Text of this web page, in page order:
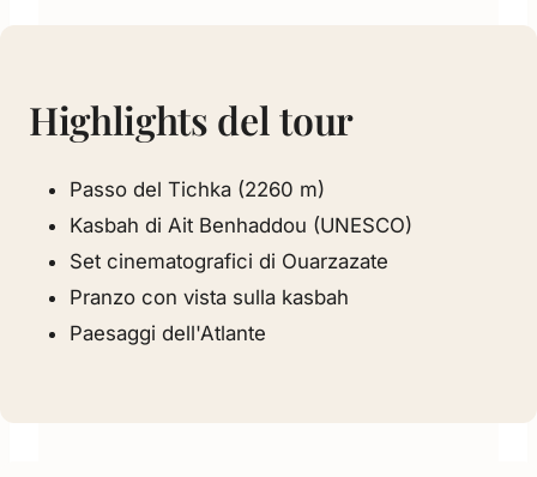
Highlights del tour
Passo del Tichka (2260 m)
Kasbah di Ait Benhaddou (UNESCO)
Set cinematografici di Ouarzazate
Pranzo con vista sulla kasbah
Paesaggi dell'Atlante